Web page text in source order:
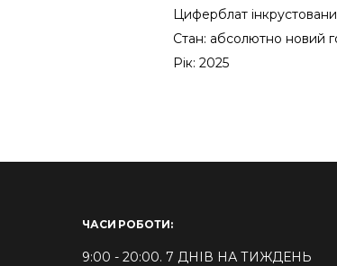
Циферблат
Стан: абсолютно новий
Рік: 2025
ЧАСИ РОБОТИ:
9:00 - 20:00. 7 ДНІВ НА ТИЖДЕНЬ